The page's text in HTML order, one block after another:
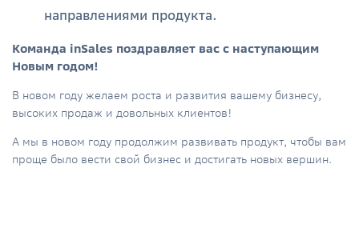
направлениями продукта.
Команда inSales поздравляет вас с наступающим
Новым годом!
В новом году желаем роста и развития вашему бизнесу,
высоких продаж и довольных клиентов!
А мы в новом году продолжим развивать продукт, чтобы вам
проще было вести свой бизнес и достигать новых вершин.